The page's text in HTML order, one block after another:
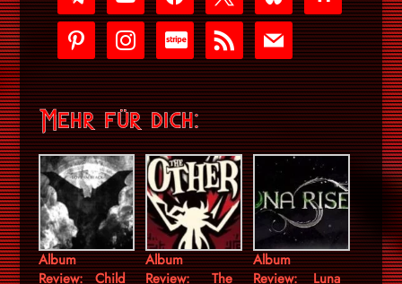
play
pinterestinstagram
cc-
stripe
rss mail
Mehr für dich:
Album
Review: Child
Album
Review: The
Album
Review: Luna